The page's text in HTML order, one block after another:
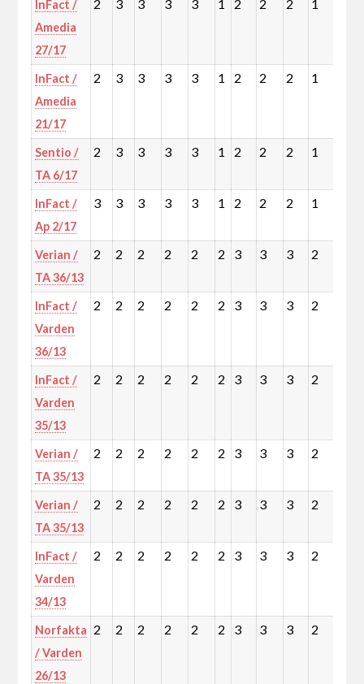
InFact /
Amedia
27/17
2 3 3 3 3 1 2 2 2 1
InFact /
Amedia
21/17
2 3 3 3 3 1 2 2 2 1
Sentio /
TA 6/17
2 3 3 3 3 1 2 2 2 1
InFact /
Ap 2/17
3 3 3 3 3 1 2 2 2 1
Verian /
TA 36/13
2 2 2 2 2 2 3 3 3 2
InFact /
Varden
36/13
2 2 2 2 2 2 3 3 3 2
InFact /
Varden
35/13
2 2 2 2 2 2 3 3 3 2
Verian /
TA 35/13
2 2 2 2 2 2 3 3 3 2
Verian /
TA 35/13
2 2 2 2 2 2 3 3 3 2
InFact /
Varden
34/13
2 2 2 2 2 2 3 3 3 2
Norfakta
/ Varden
26/13
2 2 2 2 2 2 3 3 3 2